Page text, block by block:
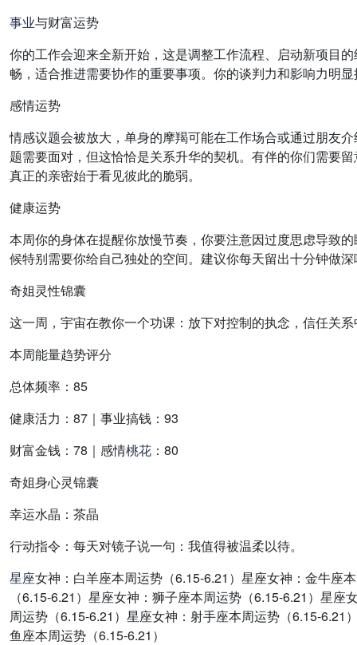
事业与财富运势
你的工作会迎来全新开始，这是调整工作流程、启动新项目
畅，适合推进需要协作的重要事项。你的谈判力和影响力明
感情运势
情感议题会被放大，单身的摩羯可能在工作场合或通过朋友
题需要面对，但这恰恰是关系升华的契机。有伴的你们需要
真正的亲密始于看见彼此的脆弱。
健康运势
本周你的身体在提醒你放慢节奏，你要注意因过度思虑导致
候特别需要你给自己独处的空间。建议你每天留出十分钟做
奇姐灵性锦囊
这一周，宇宙在教你一个功课：放下对控制的执念，信任关
本周能量趋势评分
总体频率：85
健康活力：87｜事业搞钱：93
财富金钱：78｜感情桃花 ：80
奇姐身心灵锦囊
幸运水晶： 茶晶
行动指令： 每天对镜子说一句：我值得被温柔以待。
星座女神：白羊座本周运势（6.15-6.21）星座女神：金牛座
（6.15-6.21）星座女神：狮子座本周运势（6.15-6.21）星
周运势（6.15-6.21）星座女神：射手座本周运势（6.15-
鱼座本周运势（6.15-6.21）